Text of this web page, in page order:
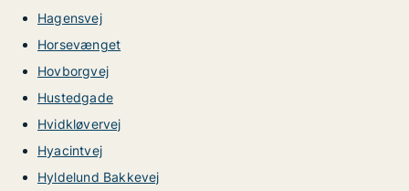
Hagensvej
Horsevænget
Hovborgvej
Hustedgade
Hvidkløvervej
Hyacintvej
Hyldelund Bakkevej